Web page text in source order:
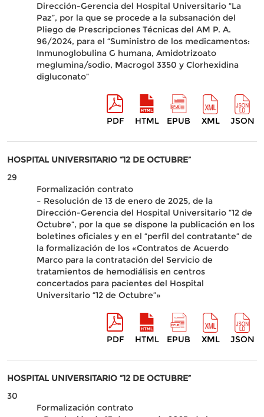
Dirección-Gerencia del Hospital Universitario “La
Paz”, por la que se procede a la subsanación del
Pliego de Prescripciones Técnicas del AM P. A.
96/2024, para el “Suministro de los medicamentos:
Inmunoglobulina G humana, Amidotrizoato
meglumina/sodio, Macrogol 3350 y Clorhexidina
digluconato”
PDF HTML EPUB XML JSON
HOSPITAL UNIVERSITARIO “12 DE OCTUBRE”
29
Formalización contrato
– Resolución de 13 de enero de 2025, de la
Dirección-Gerencia del Hospital Universitario “12 de
Octubre”, por la que se dispone la publicación en los
boletines oficiales y en el “perfil del contratante” de
la formalización de los «Contratos de Acuerdo
Marco para la contratación del Servicio de
tratamientos de hemodiálisis en centros
concertados para pacientes del Hospital
Universitario “12 de Octubre”»
PDF HTML EPUB XML JSON
HOSPITAL UNIVERSITARIO “12 DE OCTUBRE”
30
Formalización contrato